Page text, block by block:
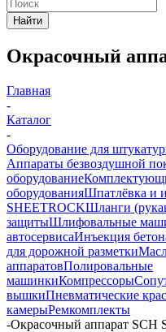
Найти
Окрасочный
Главная
-
Каталог
-
Оборудование для
Аппараты безвоздушной
оборудование
оборудованияШпатлёвка и
SHEETROCKШланги
защитыШлифовальные
автосервисаИнъекция
для дорожной разметки
аппаратовПолировальные
машинкиКомпрессоры
вышкиПневматические
камерыРемкомплекты
-Окрасочный аппарат SCH